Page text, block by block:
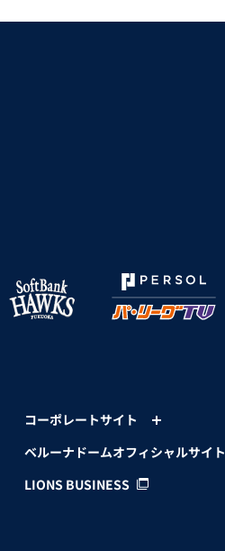
コーポレートサイト
ベルーナドームオフィシャルサイト
LIONS BUSINESS